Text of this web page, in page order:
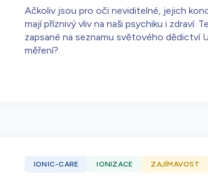
Ačkoliv jsou pro oči neviditelné, jejich
mají příznivý vliv na naši psychiku i zdraví.
zapsané na seznamu světového dědictví
měření?
IONIC-CARE IONIZACE ZAJÍMAVOST